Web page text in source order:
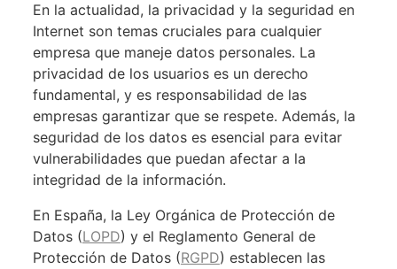
En la actualidad, la privacidad y la seguridad en
Internet son temas cruciales para cualquier
empresa que maneje datos personales. La
privacidad de los usuarios es un derecho
fundamental, y es responsabilidad de las
empresas garantizar que se respete. Además, la
seguridad de los datos es esencial para evitar
vulnerabilidades que puedan afectar a la
integridad de la información.
En España, la Ley Orgánica de Protección de
Datos (LOPD) y el Reglamento General de
Protección de Datos (RGPD) establecen las